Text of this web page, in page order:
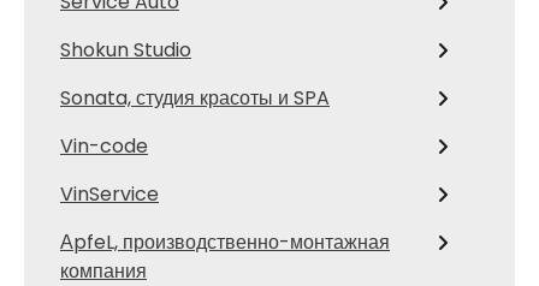
Shokun Studio
Sonata, студия красоты и SPA
Vin-code
VinService
АpfeL, производственно-монтажная
компания